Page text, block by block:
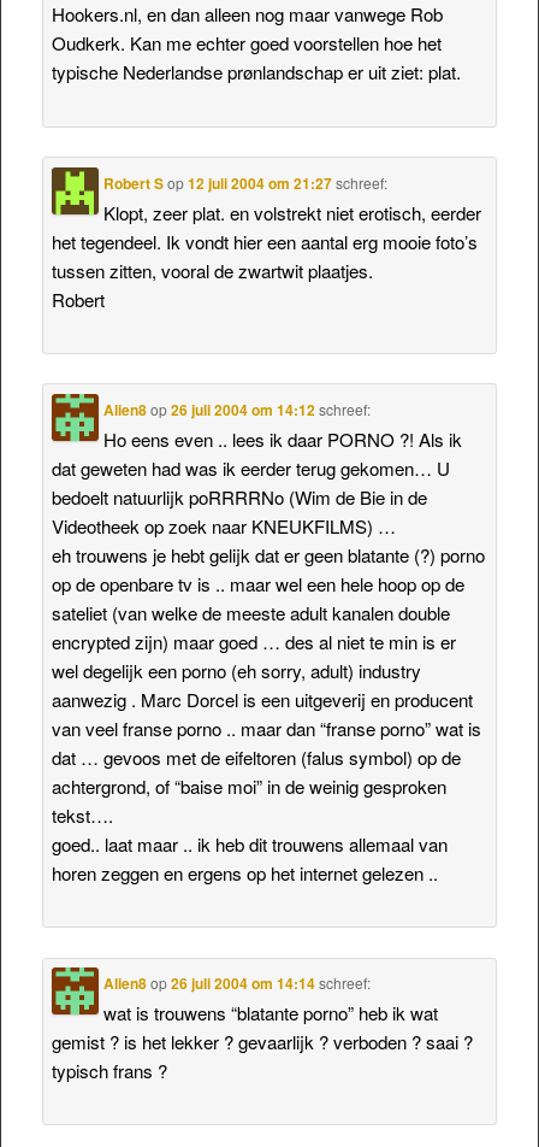
Hookers.nl, en dan alleen nog maar vanwege Rob
Oudkerk. Kan me echter goed voorstellen hoe het
typische Nederlandse prønlandschap er uit ziet: plat.
Robert Sop12 juli 2004 om 21:27 schreef:
Klopt, zeer plat. en volstrekt niet erotisch, eerder
het tegendeel. Ik vondt hier een aantal erg mooie foto’s
tussen zitten, vooral de zwartwit plaatjes.
Robert
Alien8op26 juli 2004 om 14:12 schreef:
Ho eens even .. lees ik daar PORNO ?! Als ik
dat geweten had was ik eerder terug gekomen… U
bedoelt natuurlijk poRRRRNo (Wim de Bie in de
Videotheek op zoek naar KNEUKFILMS) …
eh trouwens je hebt gelijk dat er geen blatante (?) porno
op de openbare tv is .. maar wel een hele hoop op de
sateliet (van welke de meeste adult kanalen double
encrypted zijn) maar goed … des al niet te min is er
wel degelijk een porno (eh sorry, adult) industry
aanwezig . Marc Dorcel is een uitgeverij en producent
van veel franse porno .. maar dan “franse porno” wat is
dat … gevoos met de eifeltoren (falus symbol) op de
achtergrond, of “baise moi” in de weinig gesproken
tekst….
goed.. laat maar .. ik heb dit trouwens allemaal van
horen zeggen en ergens op het internet gelezen ..
Alien8op26 juli 2004 om 14:14 schreef:
wat is trouwens “blatante porno” heb ik wat
gemist ? is het lekker ? gevaarlijk ? verboden ? saai ?
typisch frans ?